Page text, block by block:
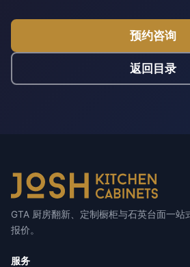
预约咨询
返回目录
GTA 厨房翻新、定制橱柜与石英台面一站
报价。
服务